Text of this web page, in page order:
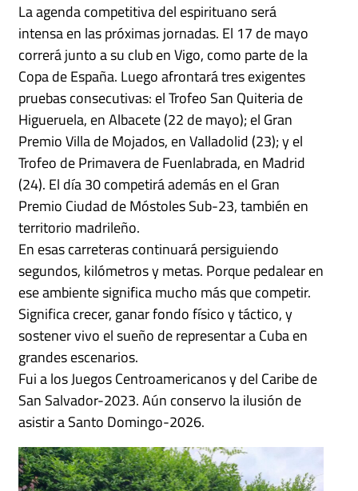
La agenda competitiva del espirituano será
intensa en las próximas jornadas. El 17 de mayo
correrá junto a su club en Vigo, como parte de la
Copa de España. Luego afrontará tres exigentes
pruebas consecutivas: el Trofeo San Quiteria de
Higueruela, en Albacete (22 de mayo); el Gran
Premio Villa de Mojados, en Valladolid (23); y el
Trofeo de Primavera de Fuenlabrada, en Madrid
(24). El día 30 competirá además en el Gran
Premio Ciudad de Móstoles Sub-23, también en
territorio madrileño.
En esas carreteras continuará persiguiendo
segundos, kilómetros y metas. Porque pedalear en
ese ambiente significa mucho más que competir.
Significa crecer, ganar fondo físico y táctico, y
sostener vivo el sueño de representar a Cuba en
grandes escenarios.
Fui a los Juegos Centroamericanos y del Caribe de
San Salvador-2023. Aún conservo la ilusión de
asistir a Santo Domingo-2026.